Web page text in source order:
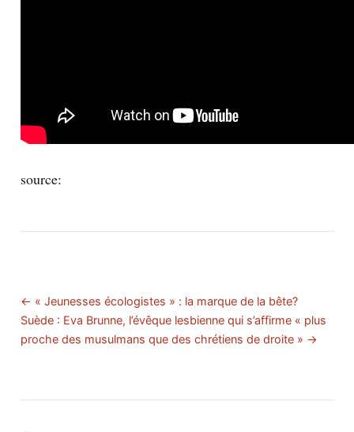
source:
← « Jeunesses écologistes » : la marque de la bête?
Suède : Eva Brunne, l’évêque lesbienne qui s’affirme « plus
proche des musulmans que des chrétiens de droite » →